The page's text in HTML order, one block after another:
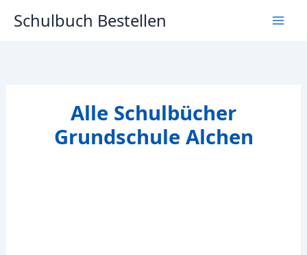
InhaltSchulbuch Bestellen
Alle Schulbücher
Grundschule Alchen